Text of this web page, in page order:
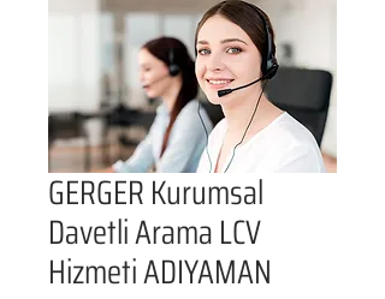
GERGER Kurumsal
Davetli Arama LCV
Hizmeti ADIYAMAN